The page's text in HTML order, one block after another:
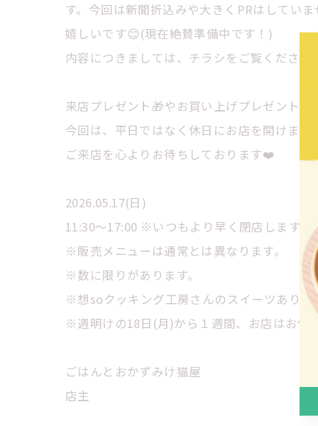
す。今回は新聞折込みや大きくPRはしてい
嬉しいです😊(現在絶賛準備中です！)
内容につきましては、チラシをご覧ください
来店プレゼント🎁やお買い上げプレゼント
今回は、平日ではなく休日にお店を開けま
ご来店を心よりお待ちしております❤️
2026.05.17(日)
11:30〜17:00 ※いつもより早く閉店します🙇‍♀️
※販売メニューは通常とは異なります。
※数に限りがあります。
※想soクッキング工房さんのスイーツありま
※週明けの18日(月)から１週間、お店はお休
ごはんとおかずみけ猫屋
店主